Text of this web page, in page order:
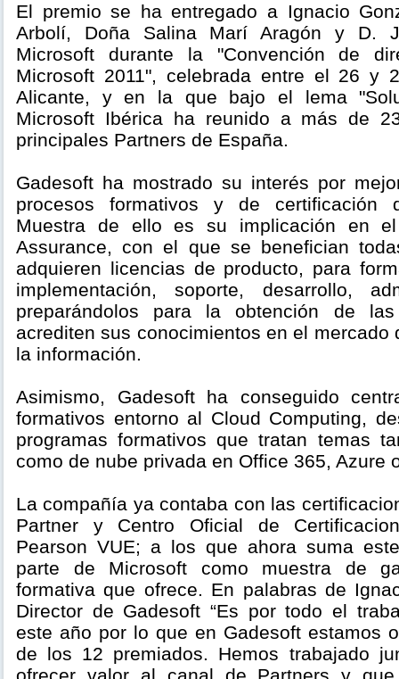
El premio se ha entregado a Ignacio
Arbolí, Doña Salina Marí Aragón y D.
Microsoft durante la "Convención de
Microsoft 2011", celebrada entre el 26 y
Alicante, y en la que bajo el lema
Microsoft Ibérica ha reunido a más de
principales Partners de España.
Gadesoft ha mostrado su interés por
procesos formativos y de certificación
Muestra de ello es su implicación en el
Assurance, con el que se benefician
adquieren licencias de producto, para
implementación, soporte, desarrollo,
preparándolos para la obtención de
acrediten sus conocimientos en el mercado
la información.
Asimismo, Gadesoft ha conseguido
formativos entorno al Cloud Computing,
programas formativos que tratan temas
como de nube privada en Office 365, Azure
La compañía ya contaba con las
Partner y Centro Oficial de
Pearson VUE; a los que ahora suma
parte de Microsoft como muestra de
formativa que ofrece. En palabras de
Director de Gadesoft “Es por todo el
este año por lo que en Gadesoft estamos
de los 12 premiados. Hemos trabajado